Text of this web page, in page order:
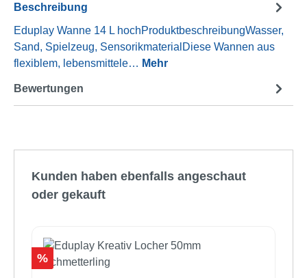
Beschreibung
Eduplay Wanne 14 L hochProduktbeschreibungWasser,
Sand, Spielzeug, SensorikmaterialDiese Wannen aus
flexiblem, lebensmittele… Mehr
Bewertungen
Kunden haben ebenfalls angeschaut
oder gekauft
Rabatt
%